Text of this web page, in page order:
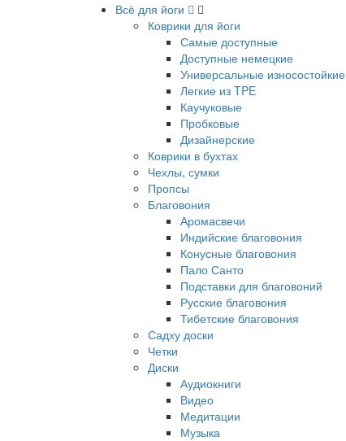
Всё для йоги
Коврики для йоги
Самые доступные
Доступные немецкие
Универсальные износостойкие
Легкие из TPE
Каучуковые
Пробковые
Дизайнерские
Коврики в бухтах
Чехлы, сумки
Пропсы
Благовония
Аромасвечи
Индийские благовония
Конусные благовония
Пало Санто
Подставки для благовоний
Русские благовония
Тибетские благовония
Садху доски
Четки
Диски
Аудиокниги
Видео
Медитации
Музыка